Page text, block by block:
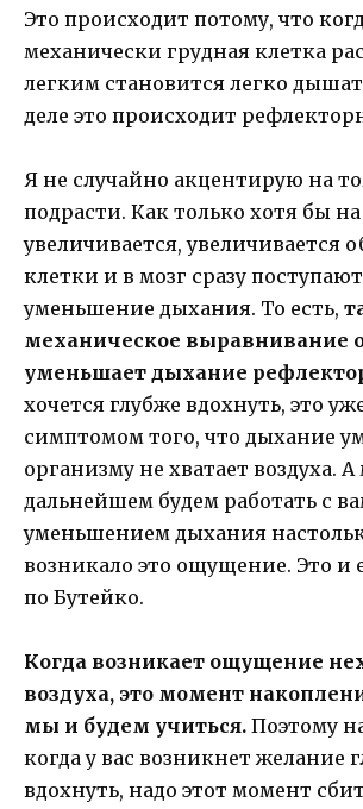
Это происходит потому, что
механически грудная клетка
легким становится легко
деле это происходит
Я не случайно акцентирую на
подрасти. Как только хотя бы
увеличивается, увеличивается
клетки и в мозг сразу
уменьшение дыхания. То есть,
механическое выравнивание
уменьшает дыхание
хочется глубже вдохнуть, это
симптомом того, что дыхание
организму не хватает воздуха.
дальнейшем будем работать с
уменьшением дыхания
возникало это ощущение. Это и
по Бутейко.
Когда возникает ощущение
воздуха, это момент
мы и будем учиться. Поэтому
когда у вас возникнет желание
вдохнуть, надо этот момент